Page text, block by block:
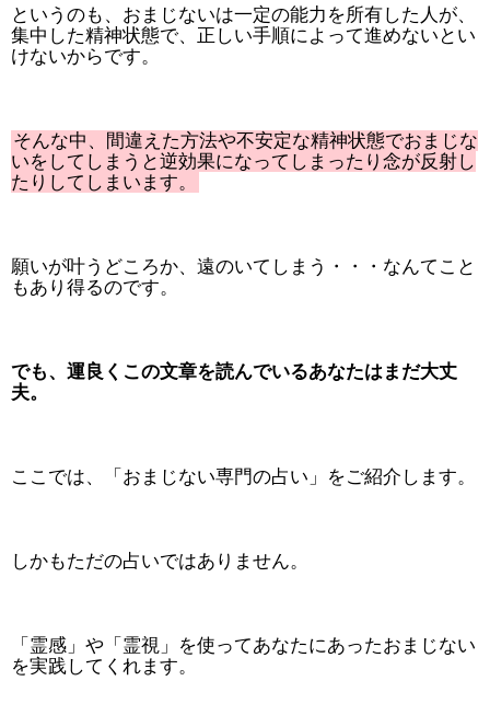
というのも、おまじないは一定の能力を所有した人が、
集中した精神状態で、正しい手順によって進めないとい
けないからです。
そんな中、間違えた方法や不安定な精神状態でおまじな
いをしてしまうと逆効果になってしまったり念が反射し
たりしてしまいます。
願いが叶うどころか、遠のいてしまう・・・なんてこと
もあり得るのです。
でも、運良くこの文章を読んでいるあなたはまだ大丈
夫。
ここでは、「おまじない専門の占い」をご紹介します。
しかもただの占いではありません。
「霊感」や「霊視」を使ってあなたにあったおまじない
を実践してくれます。